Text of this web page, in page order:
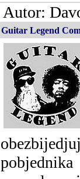
Autor:
Guitar Legend